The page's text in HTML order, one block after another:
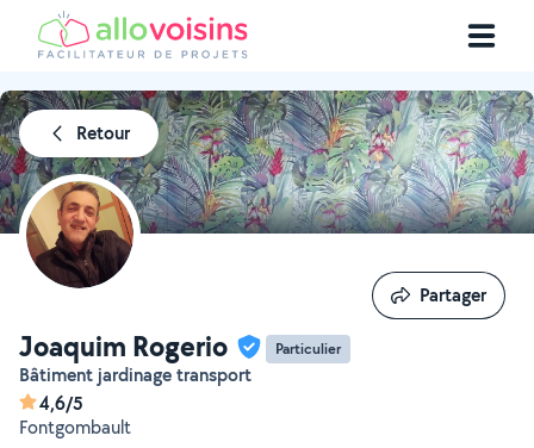
Retour
Joaquim Rogerio Particulier
Bâtiment jardinage transport
4,6/5
Fontgombault
Partager
Partager